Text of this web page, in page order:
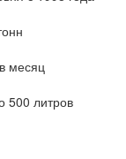
месяц
500 литров